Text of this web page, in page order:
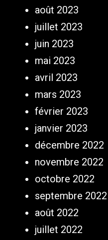
août 2023
juillet 2023
juin 2023
mai 2023
avril 2023
mars 2023
février 2023
janvier 2023
décembre 2022
novembre 2022
octobre 2022
septembre 2022
août 2022
juillet 2022